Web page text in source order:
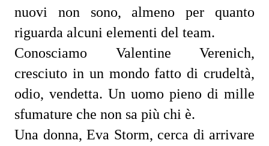
nuovi non sono, almeno per quanto
riguarda alcuni elementi del team.
Conosciamo Valentine Verenich,
cresciuto in un mondo fatto di crudeltà,
odio, vendetta. Un uomo pieno di mille
sfumature che non sa più chi è.
Una donna, Eva Storm, cerca di arrivare